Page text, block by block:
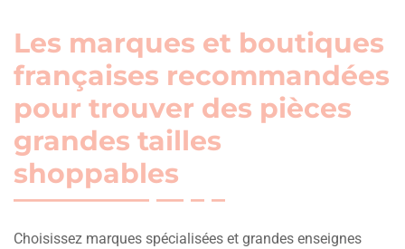
Les marques et boutiques
françaises recommandées
pour trouver des pièces
grandes tailles
shoppables
Choisissez marques spécialisées et grandes enseignes